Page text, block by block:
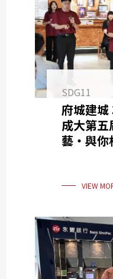
SDG11
府城建
成大第
藝・與
VIEW